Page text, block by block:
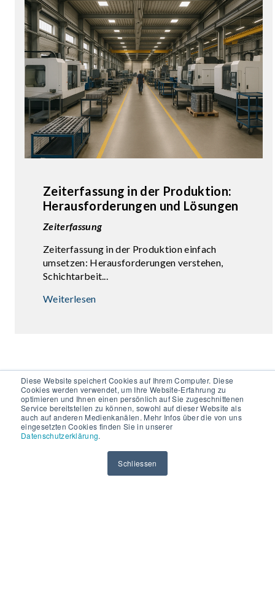
Diese Website speichert Cookies auf Ihrem Computer. Diese
Cookies werden verwendet, um Ihre Website-Erfahrung zu
optimieren und Ihnen einen persönlich auf Sie zugeschnittenen
Service bereitstellen zu können, sowohl auf dieser Website als
auch auf anderen Medienkanälen. Mehr Infos über die von uns
eingesetzten Cookies finden Sie in unserer
Datenschutzerklärung.
Schliessen
Zeiterfassung in der Produktion:
Herausforderungen und Lösungen
Zeiterfassung
Zeiterfassung in der Produktion einfach
umsetzen: Herausforderungen verstehen,
Schichtarbeit...
Weiterlesen
Mobatime AG
Stettbachstrasse 5